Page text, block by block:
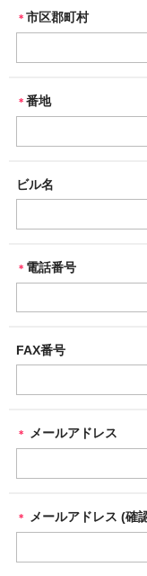
＊ 市区郡町村
＊ 番地
ビル名
＊ 電話番号
FAX番号
＊ メールアドレス
＊ メールアドレス (確